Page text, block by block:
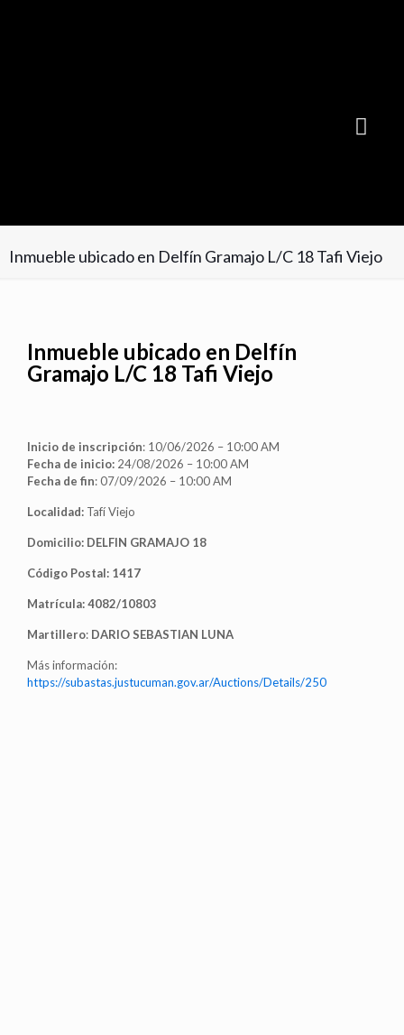
Inmueble ubicado en Delfín Gramajo L/C 18 Tafi Viejo
Inmueble ubicado en Delfín
Gramajo L/C 18 Tafi Viejo
Inicio de inscripción: 10/06/2026 – 10:00 AM
Fecha de inicio: 24/08/2026 – 10:00 AM
Fecha de fin: 07/09/2026 – 10:00 AM
Localidad: Tafí Viejo
Domicilio: DELFIN GRAMAJO 18
Código Postal: 1417
Matrícula: 4082/10803
Martillero: DARIO SEBASTIAN LUNA
Más información:
https://subastas.justucuman.gov.ar/Auctions/Details/250